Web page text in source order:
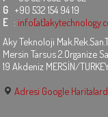
G +90 532 154 94 19
E :
Aky Teknoloji
Mersin Tarsus 2.Organize
19 Akdeniz MERSİN/
Adresi Google